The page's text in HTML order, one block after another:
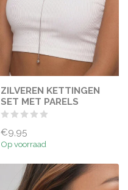
ZILVEREN KETTINGEN
SET MET PARELS
€9,95
Op voorraad